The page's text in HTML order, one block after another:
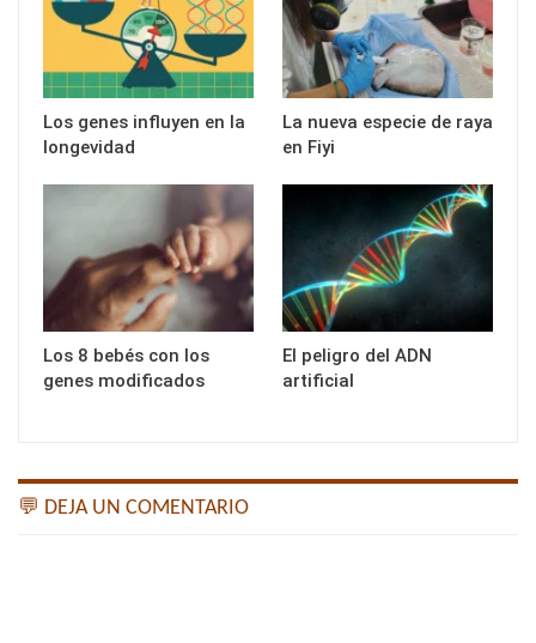
Los genes influyen en la
longevidad
La nueva especie de raya
en Fiyi
Los 8 bebés con los
genes modificados
El peligro del ADN
artificial
💬 DEJA UN COMENTARIO